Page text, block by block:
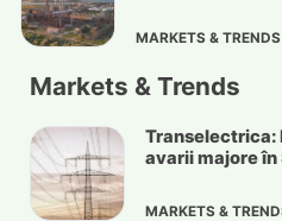
MARKETS & TRENDS
Markets & Trends
Transelectrica:
avarii majore în
MARKETS &